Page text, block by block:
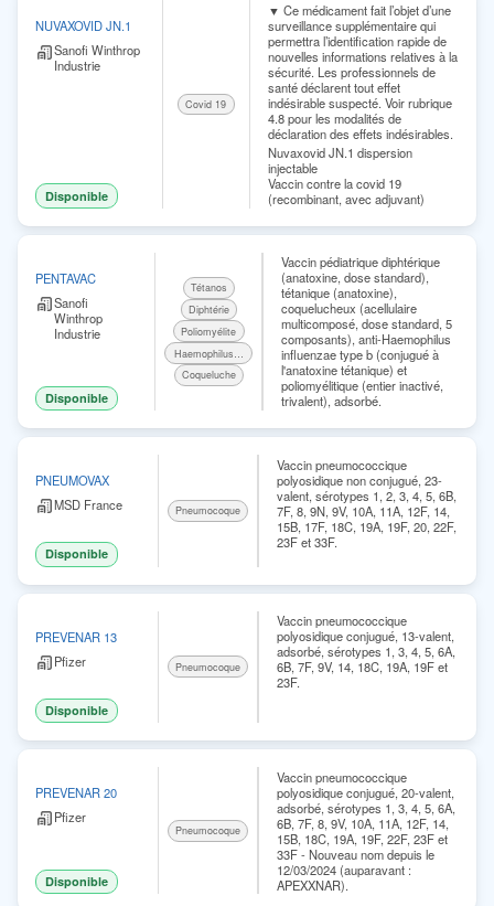
NUVAXOVID JN.1
Sanofi Winthrop
Industrie
Disponible
Covid 19
▼ Ce médicament fait l’objet d’une
surveillance supplémentaire qui
permettra l’identification rapide de
nouvelles informations relatives à la
sécurité. Les professionnels de
santé déclarent tout effet
indésirable suspecté. Voir rubrique
4.8 pour les modalités de
déclaration des effets indésirables.
Nuvaxovid JN.1 dispersion
injectable
Vaccin contre la covid 19
(recombinant, avec adjuvant)
PENTAVAC
Sanofi
Winthrop
Industrie
Disponible
Tétanos
Diphtérie
Poliomyélite
Haemophilus influenzae b
Coqueluche
Vaccin pédiatrique diphtérique
(anatoxine, dose standard),
tétanique (anatoxine),
coquelucheux (acellulaire
multicomposé, dose standard, 5
composants), anti-Haemophilus
influenzae type b (conjugué à
l'anatoxine tétanique) et
poliomyélitique (entier inactivé,
trivalent), adsorbé.
PNEUMOVAX
MSD France
Disponible
Pneumocoque
Vaccin pneumococcique
polyosidique non conjugué, 23-
valent, sérotypes 1, 2, 3, 4, 5, 6B,
7F, 8, 9N, 9V, 10A, 11A, 12F, 14,
15B, 17F, 18C, 19A, 19F, 20, 22F,
23F et 33F.
PREVENAR 13
Pfizer
Disponible
Pneumocoque
Vaccin pneumococcique
polyosidique conjugué, 13-valent,
adsorbé, sérotypes 1, 3, 4, 5, 6A,
6B, 7F, 9V, 14, 18C, 19A, 19F et
23F.
PREVENAR 20
Pfizer
Disponible
Pneumocoque
Vaccin pneumococcique
polyosidique conjugué, 20-valent,
adsorbé, sérotypes 1, 3, 4, 5, 6A,
6B, 7F, 8, 9V, 10A, 11A, 12F, 14,
15B, 18C, 19A, 19F, 22F, 23F et
33F - Nouveau nom depuis le
12/03/2024 (auparavant :
APEXXNAR).